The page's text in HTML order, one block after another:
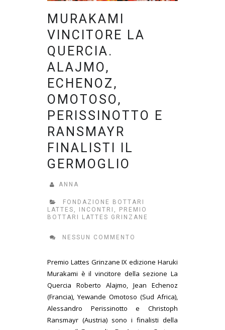
MURAKAMI
VINCITORE LA
QUERCIA.
ALAJMO,
ECHENOZ,
OMOTOSO,
PERISSINOTTO E
RANSMAYR
FINALISTI IL
GERMOGLIO
ANNA
FONDAZIONE BOTTARI
LATTES , INCONTRI ,
PREMIO
BOTTARI LATTES GRINZANE
NESSUN COMMENTO
Premio Lattes Grinzane IX edizione Haruki
Murakami è il vincitore della sezione La
Quercia Roberto Alajmo, Jean Echenoz
(Francia), Yewande Omotoso (Sud Africa),
Alessandro Perissinotto e Christoph
Ransmayr (Austria) sono i finalisti della